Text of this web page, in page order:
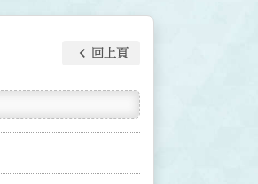
keyboard_arrow_left 回上頁